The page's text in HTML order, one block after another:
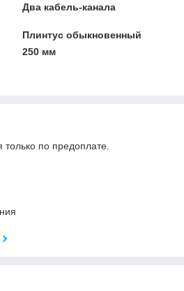
Два кабель-канала
Плинтус обыкновенный
250 мм
только по предоплате.